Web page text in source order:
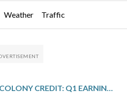
Weather Traffic
COLONY CREDIT: Q1 EARNINGS SNAPSHOT